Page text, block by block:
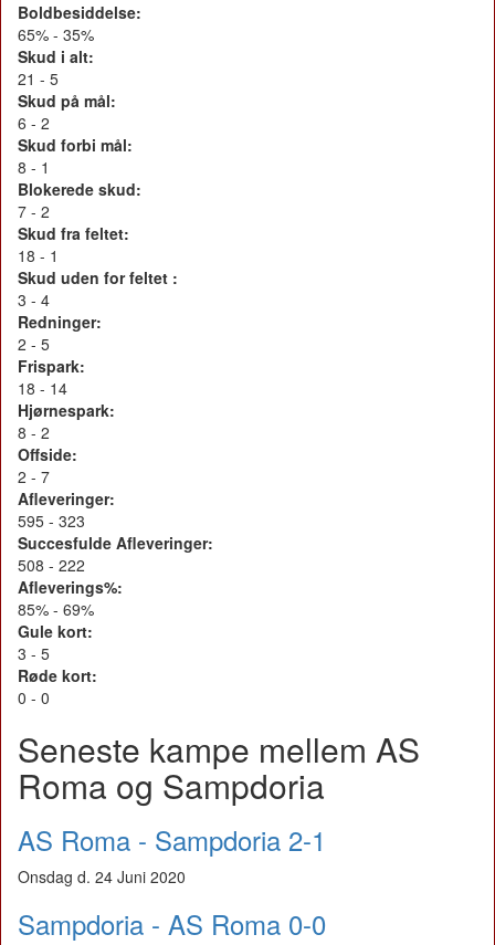
Boldbesiddelse:
65% - 35%
Skud i alt:
21 - 5
Skud på mål:
6 - 2
Skud forbi mål:
8 - 1
Blokerede skud:
7 - 2
Skud fra feltet:
18 - 1
Skud uden for feltet :
3 - 4
Redninger:
2 - 5
Frispark:
18 - 14
Hjørnespark:
8 - 2
Offside:
2 - 7
Afleveringer:
595 - 323
Succesfulde Afleveringer:
508 - 222
Afleverings%:
85% - 69%
Gule kort:
3 - 5
Røde kort:
0 - 0
Seneste kampe mellem AS
Roma og Sampdoria
AS Roma - Sampdoria 2-1
Onsdag d. 24 Juni 2020
Sampdoria - AS Roma 0-0